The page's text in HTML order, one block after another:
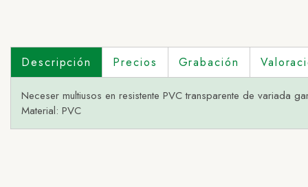
Descripción Precios Grabación
Neceser multiusos en resistente PVC transparente de variada
Material: PVC